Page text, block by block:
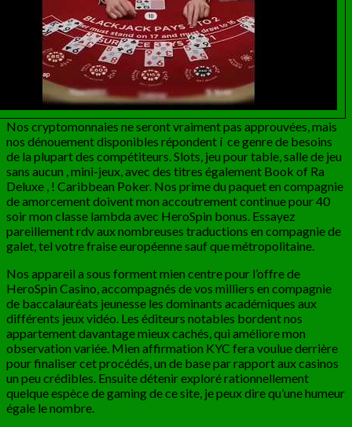
Nos cryptomonnaies ne seront vraiment pas approuvées, mais
nos dénouement disponibles répondent í ce genre de besoins
de la plupart des compétiteurs. Slots, jeu pour table, salle de jeu
sans aucun , mini-jeux, avec des titres également Book of Ra
Deluxe , ! Caribbean Poker. Nos prime du paquet en compagnie
de amorcement doivent mon accoutrement continue pour 40
soir mon classe lambda avec HeroSpin bonus. Essayez
pareillement rdv aux nombreuses traductions en compagnie de
galet, tel votre fraise européenne sauf que métropolitaine.
Nos appareil a sous forment mien centre pour l’offre de
HeroSpin Casino, accompagnés de vos milliers en compagnie
de baccalauréats jeunesse les dominants académiques aux
différents jeux vidéo. Les éditeurs notables bordent nos
appartement davantage mieux cachés, qui améliore mon
observation variée. Mien affirmation KYC fera voulue derrière
pour finaliser cet procédés, un de base par rapport aux casinos
un peu crédibles. Ensuite détenir exploré rationnellement
quelque espèce de gaming de ce site, je peux dire qu’une humeur
égale le nombre.